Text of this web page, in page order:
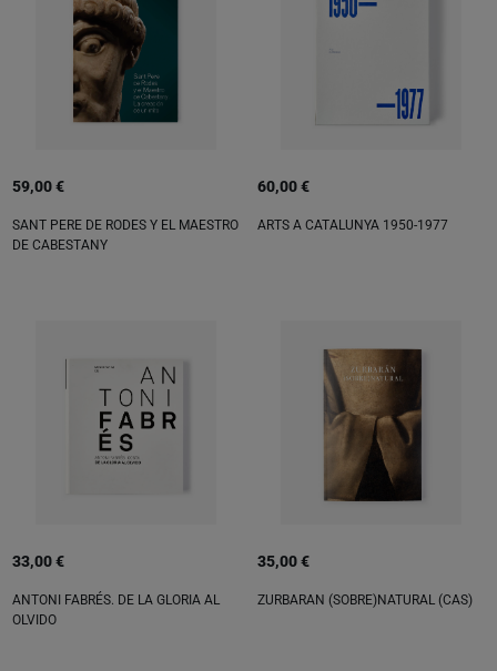
59,00 €
SANT PERE DE RODES Y EL MAESTRO
DE CABESTANY
60,00 €
ARTS A CATALUNYA 1950-1977
33,00 €
ANTONI FABRÉS. DE LA GLORIA AL
OLVIDO
35,00 €
ZURBARAN (SOBRE)NATURAL (CAS)